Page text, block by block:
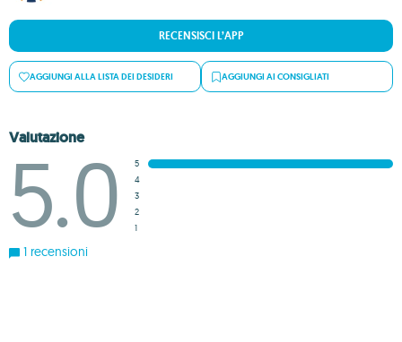
RECENSISCI L’APP
AGGIUNGI ALLA LISTA DEI DESIDERI AGGIUNGI AI CONSIGLIATI
Valutazione
5.0
5
4
3
2
1
1 recensioni